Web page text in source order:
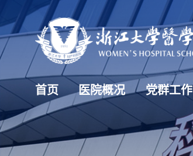
首页 医院概况 党群工作